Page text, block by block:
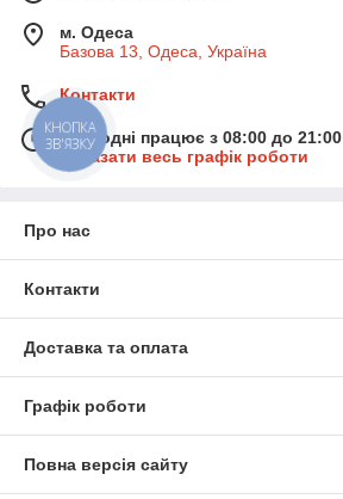
м. Одеса
Базова 13, Одеса, Україна
Контакти
Сьогодні працює з 08:00 до 21:00
Показати весь графік роботи
Про нас
Контакти
Доставка та оплата
Графік роботи
Повна версія сайту
КНОПКА
ЗВ'ЯЗКУ